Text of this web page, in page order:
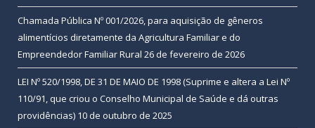
Chamada Pública Nº 001/2026, para aquisição de gêneros
alimentícios diretamente da Agricultura Familiar e do
Empreendedor Familiar Rural 26 de fevereiro de 2026
LEI Nº 520/1998, DE 31 DE MAIO DE 1998 (Suprime e altera a Lei Nº
110/91, que criou o Conselho Municipal de Saúde e dá outras
providências) 10 de outubro de 2025